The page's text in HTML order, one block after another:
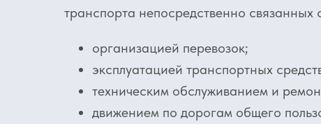
транспорта непосредственно связанных
организацией перевозок;
эксплуатацией транспортных
техническим обслуживанием и
движением по дорогам общего